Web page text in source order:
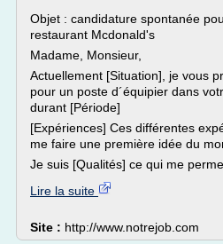
Objet : candidature spontanée
restaurant Mcdonald's
Madame, Monsieur,
Actuellement [Situation], je vous
pour un poste d´équipier dans
durant [Période]
[Expériences] Ces différentes
me faire une première idée du
Je suis [Qualités] ce qui me
Lire la suite
Site : http://www.notrejob.com